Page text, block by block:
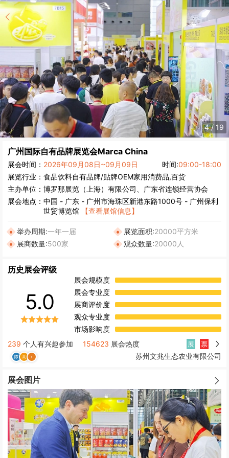
4/ 19
广州国际自有品牌展览会Marca China
展会时间： 2026年09月08日~09月09日 时间:09:00-18:00
展览行业： 食品饮料自有品牌/贴牌OEM家用消费品,百货
主办单位： 博罗那展览（上海）有限公司、广东省连锁经营协会
展会地点： 中国 - 广东 - 广州市海珠区新港东路1000号 - 广州保利
世贸博览馆
【查看展馆信息】
举办周期:一年一届 展览面积:20000平方米
展商数量:500家 观众数量:20000人
历史展会评级
5.0
展会规模度
展会专业度
展商评价度
观众专业度
市场影响度
239 个人有兴趣参加 154623 展会热度 展 票
苏州文兆生态农业有限公司
展会图片